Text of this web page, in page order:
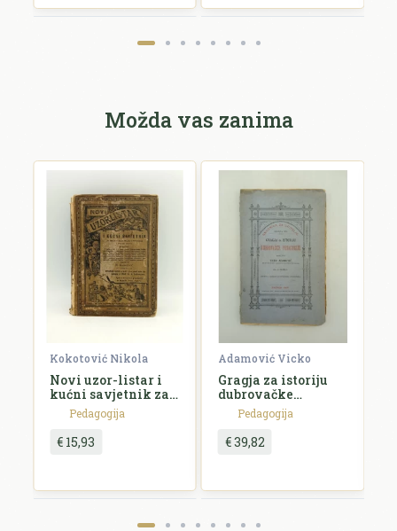
Možda vas zanima
Kokotović Nikola
Novi uzor-listar i
kućni savjetnik za
sastavljanje
svakovrstnih
listova, izprava i
pismenih
poslovnom i
Pedagogija
€ 15,93
Adamović Vicko
Gragja za istoriju
dubrovačke
pedagogije
Pedagogija
€ 39,82